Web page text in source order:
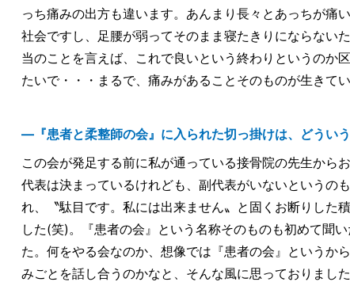
っち痛みの出方も違います。あんまり長々とあっちが痛
社会ですし、足腰が弱ってそのまま寝たきりにならない
当のことを言えば、これで良いという終わりというのか
たいで・・・まるで、痛みがあることそのものが生きて
―『患者と柔整師の会』に入られた切っ掛けは、どうい
この会が発足する前に私が通っている接骨院の先生から
代表は決まっているけれども、副代表がいないというの
れ、〝駄目です。私には出来ません〟と固くお断りした
した(笑)。『患者の会』という名称そのものも初めて聞
た。何をやる会なのか、想像では『患者の会』というか
みごとを話し合うのかなと、そんな風に思っておりまし